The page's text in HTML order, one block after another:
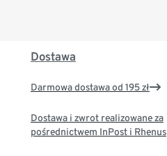
Dostawa
Darmowa dostawa od 195 zł
Dostawa i zwrot realizowane za
pośrednictwem InPost i Rhenus